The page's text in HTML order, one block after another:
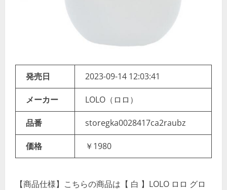
発売日 2023-09-14 12:03:41
メーカー LOLO（ロロ）
品番 storegka0028417ca2raubz
価格 ￥1980
【商品仕様】こちらの商品は【 白 】LOLO ロロ グロ